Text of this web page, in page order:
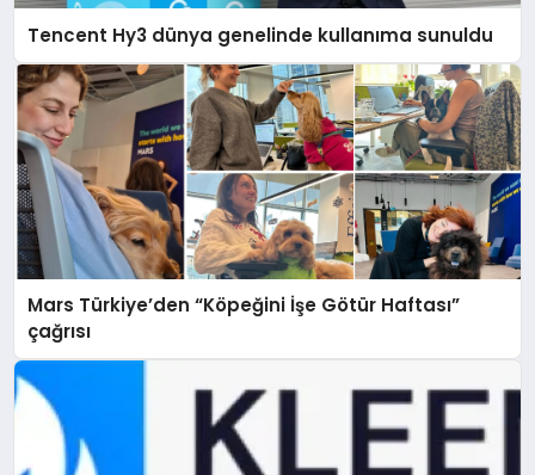
Tencent Hy3 dünya genelinde kullanıma sunuldu
Mars Türkiye’den “Köpeğini İşe Götür Haftası”
çağrısı